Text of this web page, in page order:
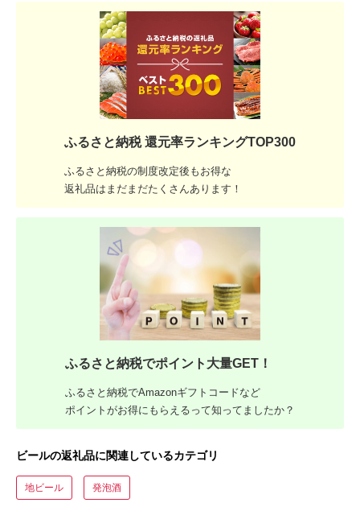
ふるさと納税 還元率ランキングTOP300
ふるさと納税の制度改定後もお得な
返礼品はまだまだたくさんあります！
ふるさと納税でポイント大量GET！
ふるさと納税でAmazonギフトコードなど
ポイントがお得にもらえるって知ってましたか？
ビールの返礼品に関連しているカテゴリ
地ビール 発泡酒